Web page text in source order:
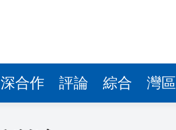
合作 評論 綜合 灣區
事處籲船長謹慎駕駛
展演拉開帷幕
合行動 拘4名懷疑非法勞工